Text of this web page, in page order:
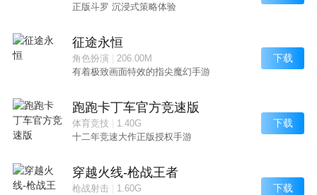
正版斗罗 沉浸式策略体验
征途永恒
角色扮演| 206.00M
有着极致画面特效的指尖魔幻手游
下载
跑跑卡丁车官方竞速版
体育竞技
1.40G
十二年竞速大作正版授权手游
下载
穿越火线-枪战王者
枪战射击
1.60G
下载